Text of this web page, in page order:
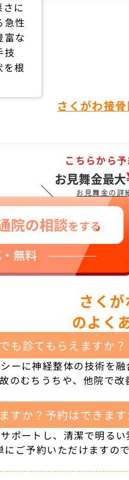
に
急性
富な
技
を根
さくがわ接
＼
こちらから
お見舞金最大
お見舞金の詳
さく
のよく
も診てもらえますか？
ーに神経整体の技術を
のむちうちや、他院で
すか？予約はできます
ポートし、清潔で明る
ご予約いただけますの